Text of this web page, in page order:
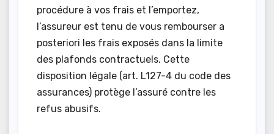
procédure à vos frais et l’emportez,
l’assureur est tenu de vous rembourser a
posteriori les frais exposés dans la limite
des plafonds contractuels. Cette
disposition légale (art. L127-4 du code des
assurances) protège l’assuré contre les
refus abusifs.